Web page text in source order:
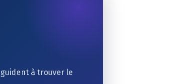
à trouver le